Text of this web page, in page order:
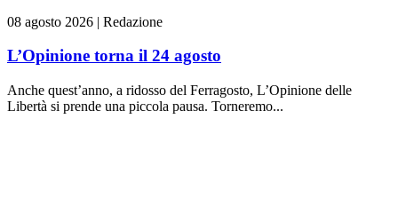
08 agosto 2026 | Redazione
L’Opinione torna il 24 agosto
Anche quest’anno, a ridosso del Ferragosto, L’Opinione delle
Libertà si prende una piccola pausa. Torneremo...